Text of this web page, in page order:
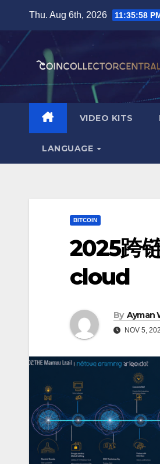
content
Thu. Aug 6th, 2026 11:36:00
VIDEO KITS
LANGUAGE
BITCOIN
2025跨
cloud
By Ayman
NOV 5,